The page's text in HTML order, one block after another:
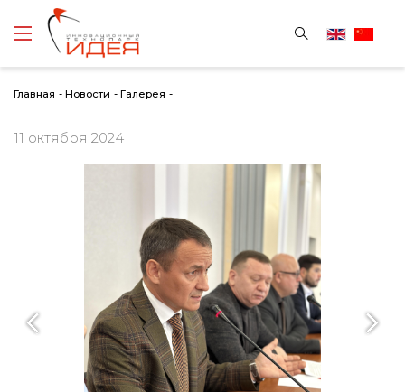
Главная - Новости - Галерея -
11 октября 2024